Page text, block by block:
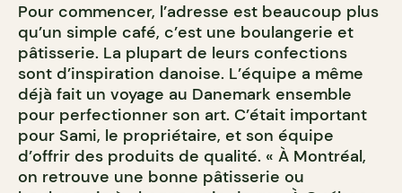
Pour commencer, l’adresse est beaucoup plus
qu’un simple café, c’est une boulangerie et
pâtisserie. La plupart de leurs confections
sont d’inspiration danoise. L’équipe a même
déjà fait un voyage au Danemark ensemble
pour perfectionner son art. C’était important
pour Sami, le propriétaire, et son équipe
d’offrir des produits de qualité. « À Montréal,
on retrouve une bonne pâtisserie ou